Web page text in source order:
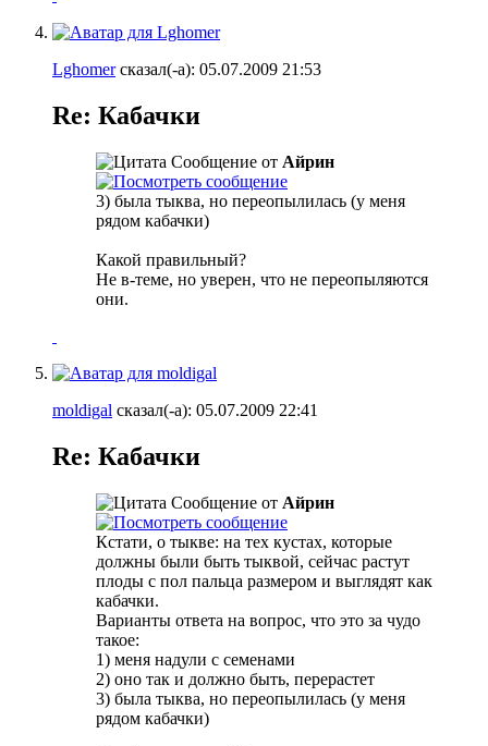
Lghomerсказал(-а): 05.07.2009 21:53
Re: Кабачки
Сообщение от Айрин
3) была тыква, но переопылилась (у меня
рядом кабачки)
Какой правильный?
Не в-теме, но уверен, что не переопыляются
они.
moldigal сказал(-а): 05.07.2009 22:41
Re: Кабачки
Сообщение от Айрин
Кстати, о тыкве: на тех кустах, которые
должны были быть тыквой, сейчас растут
плоды с пол пальца размером и выглядят как
кабачки.
Варианты ответа на вопрос, что это за чудо
такое:
1) меня надули с семенами
2) оно так и должно быть, перерастет
3) была тыква, но переопылилась (у меня
рядом кабачки)